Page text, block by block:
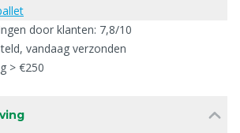
door klanten: 7,8/10
vandaag verzonden
> €250